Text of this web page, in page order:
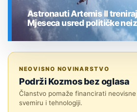
Astronauti Artemis II
Mjeseca usred političke
NEOVISNO NOVINARSTVO
Podrži Kozmos bez oglasa
Članstvo pomaže financirati
svemiru i tehnologiji.